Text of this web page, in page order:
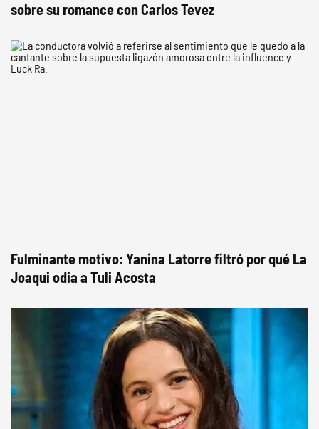
sobre su romance con Carlos Tevez
Fulminante motivo: Yanina Latorre filtró por qué La
Joaqui odia a Tuli Acosta